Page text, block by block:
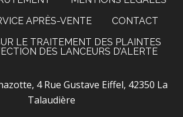
APRÈS-VENTE
CONTACT
LE TRAITEMENT DES PLAINTES
DES LANCEURS D’ALERTE
4 Rue Gustave Eiffel, 42350 La
Talaudière